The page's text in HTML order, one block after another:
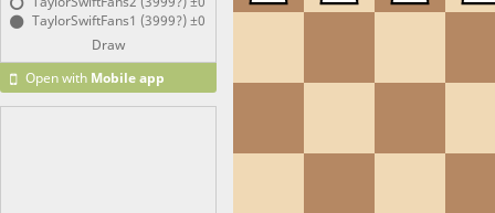
TaylorSwiftFans1 (3999?)±0
Draw
Open with Mobile app